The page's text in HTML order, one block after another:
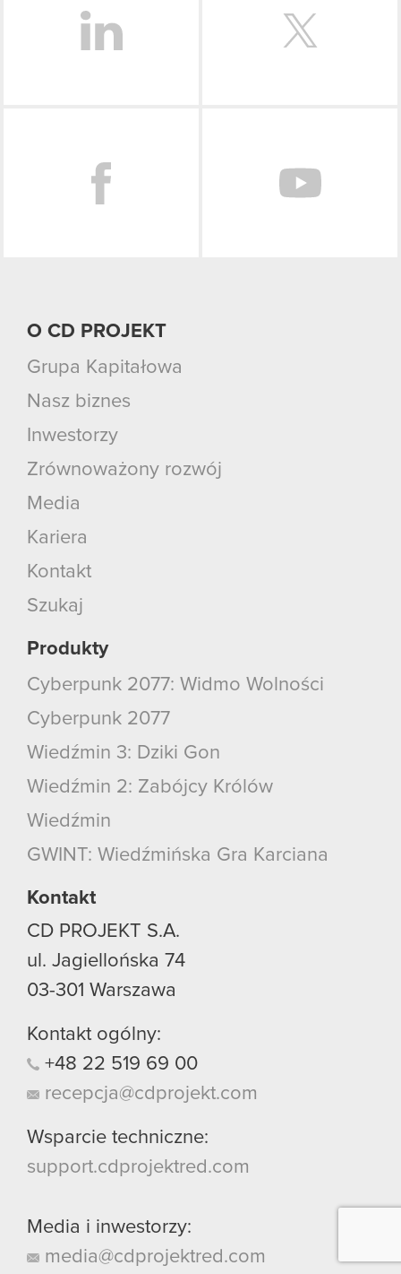
O CD PROJEKT
Grupa Kapitałowa
Nasz biznes
Inwestorzy
Zrównoważony rozwój
Media
Kariera
Kontakt
Szukaj
Produkty
Cyberpunk 2077: Widmo Wolności
Cyberpunk 2077
Wiedźmin 3: Dziki Gon
Wiedźmin 2: Zabójcy Królów
Wiedźmin
GWINT: Wiedźmińska Gra Karciana
Kontakt
CD PROJEKT S.A.
ul. Jagiellońska 74
03-301 Warszawa
Kontakt ogólny:
+48 22 519 69 00
recepcja@cdprojekt.com
Wsparcie techniczne:
support.cdprojektred.com
Media i inwestorzy:
media@cdprojektred.com